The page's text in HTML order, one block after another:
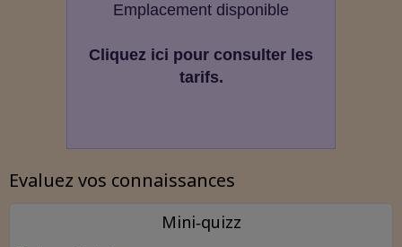
Emplacement disponible
Cliquez ici pour consulter les
tarifs.
Evaluez vos connaissances
Mini‑quizz